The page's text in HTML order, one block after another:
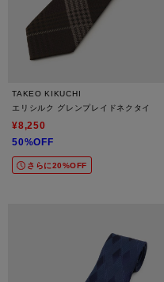
TAKEO KIKUCHI
エリシルク グレンプレイドネクタイ
¥8,250
50%OFF
さらに20%OFF